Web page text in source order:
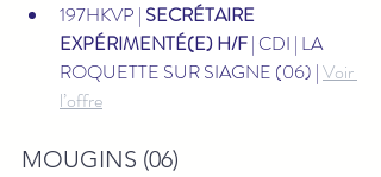
197HKVP | SECRÉTAIRE
EXPÉRIMENTÉ(E) H/F | CDI | LA
ROQUETTE SUR SIAGNE (06) | Voir
l’offre
MOUGINS (06)